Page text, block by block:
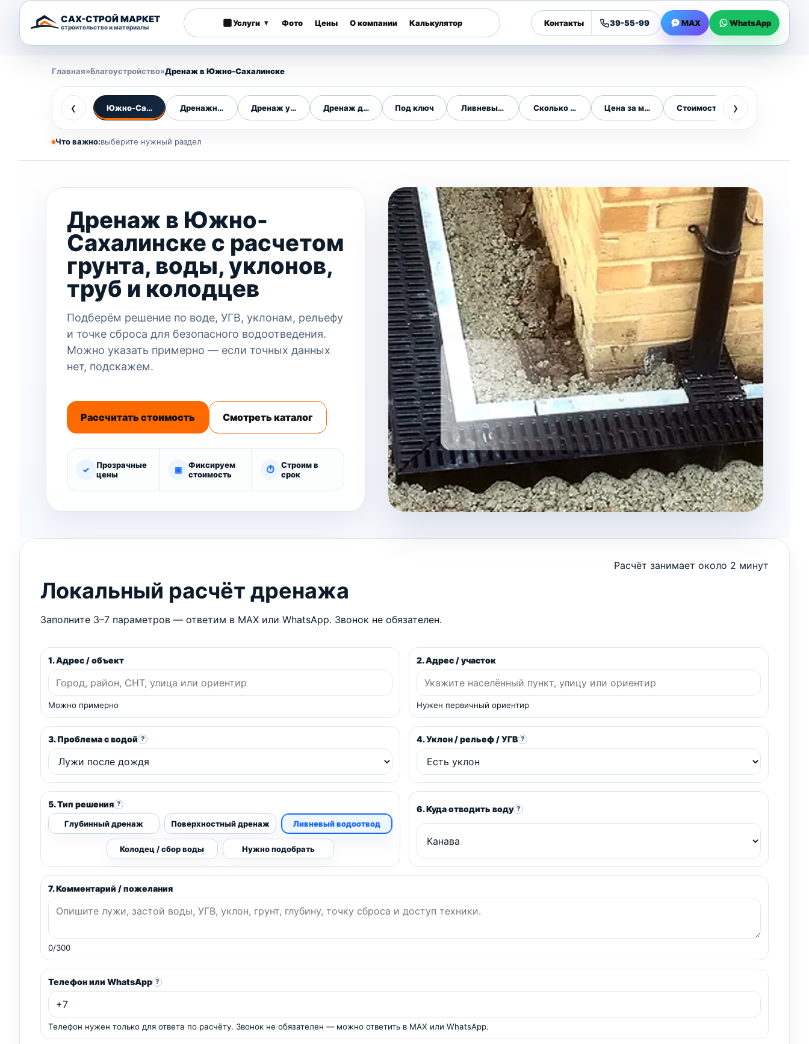
САХ-СТРОЙ МАРКЕТ
строительство и материалы Услуги ▾ Фото Цены О компании Калькулятор Контакты 39-55-99 MAX WhatsApp
Главная»Благоустройство»Дренаж в Южно-Сахалинске
‹ Южно-Сахалинск Дренажные системыДренаж участка Дренаж дома Под ключ Ливневый дренажСколько стоит Цена за метр Стоимость под ключЦена работ
›
Что важно:выберите нужный раздел
Дренаж в Южно-
Сахалинске с расчетом
грунта, воды, уклонов,
труб и колодцев
Подберём решение по воде, УГВ, уклонам, рельефу
и точке сброса для безопасного водоотведения.
Можно указать примерно — если точных данных
нет, подскажем.
Рассчитать стоимость Смотреть каталог
✓
Прозрачные
цены
▣
Фиксируем
стоимость
⏱
Строим в
срок
Локальный расчёт дренажа
Заполните 3–7 параметров — ответим в MAX или WhatsApp. Звонок не обязателен.
Расчёт занимает около 2 минут
1. Адрес / объект
Можно примерно
2. Адрес / участок
Нужен первичный ориентир
3. Проблема с водой ? 4. Уклон / рельеф / УГВ ?
5. Тип решения ?
Глубинный дренаж Поверхностный дренаж Ливневый водоотвод
Колодец / сбор воды Нужно подобрать
6. Куда отводить воду ?
7. Комментарий / пожелания
0/300
Телефон или WhatsApp ?
Телефон нужен только для ответа по расчёту. Звонок не обязателен — можно ответить в MAX или WhatsApp.